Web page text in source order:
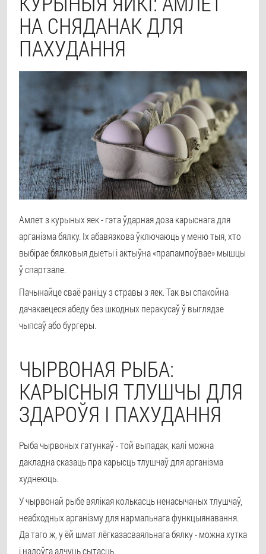
НА СНЯДАНАК ДЛЯ
ПАХУДАННЯ
Амлет з курыных яек - гэта ўдарная доза карыснага для
арганізма бялку. Іх абавязкова ўключаюць у меню тыя, хто
выбірае бялковыя дыеты і актыўна «прапампоўвае» мышцы
ў спартзале.
Пачынайце сваё раніцу з стравы з яек. Так вы спакойна
дачакаецеся абеду без шкодных перакусаў ў выглядзе
чыпсаў або бургеры.
ЧЫРВОНАЯ РЫБА:
КАРЫСНЫЯ ТЛУШЧЫ ДЛЯ
ЗДАРОЎЯ І ПАХУДАННЯ
Рыба чырвоных гатункаў - той выпадак, калі можна
дакладна сказаць пра карысць тлушчаў для арганізма
худнеюць.
У чырвонай рыбе вялікая колькасць ненасычаных тлушчаў,
неабходных арганізму для нармальнага функцыянавання.
Да таго ж, у ёй шмат лёгказасваяльнага бялку - можна хутка
і надоўга адчуць сытасць.